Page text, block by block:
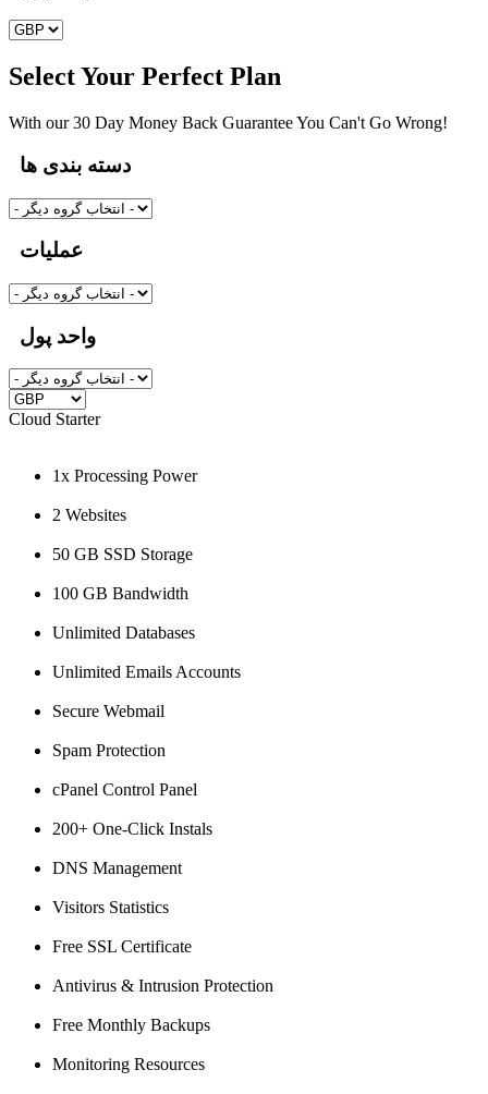
Select Your Perfect Plan
With our 30 Day Money Back Guarantee You Can't Go Wrong!
دسته بندی ها
عملیات
واحد پول
Cloud Starter
1x Processing Power
2 Websites
50 GB SSD Storage
100 GB Bandwidth
Unlimited Databases
Unlimited Emails Accounts
Secure Webmail
Spam Protection
cPanel Control Panel
200+ One-Click Instals
DNS Management
Visitors Statistics
Free SSL Certificate
Antivirus & Intrusion Protection
Free Monthly Backups
Monitoring Resources